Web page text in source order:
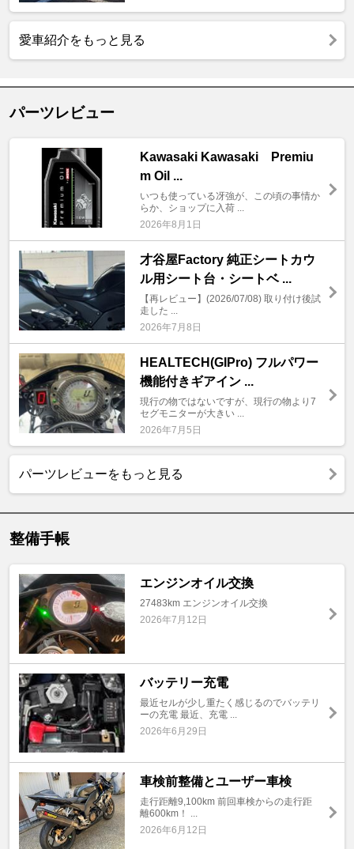
愛車紹介をもっと見る
パーツレビュー
Kawasaki Kawasaki Premiu
m Oil ...
いつも使っている冴強が、この頃の事情か
らか、ショップに入荷 ...
2026年8月1日
才谷屋Factory 純正シートカウ
ル用シート台・シートベ ...
【再レビュー】(2026/07/08) 取り付け後試
走した ...
2026年7月8日
HEALTECH(GIPro) フルパワー
機能付きギアイン ...
現行の物ではないですが、現行の物より7
セグモニターが大きい ...
2026年7月5日
パーツレビューをもっと見る
整備手帳
エンジンオイル交換
27483km エンジンオイル交換
2026年7月12日
バッテリー充電
最近セルが少し重たく感じるのでバッテリ
ーの充電 最近、充電 ...
2026年6月29日
車検前整備とユーザー車検
走行距離9,100km 前回車検からの走行距
離600km！ ...
2026年6月12日